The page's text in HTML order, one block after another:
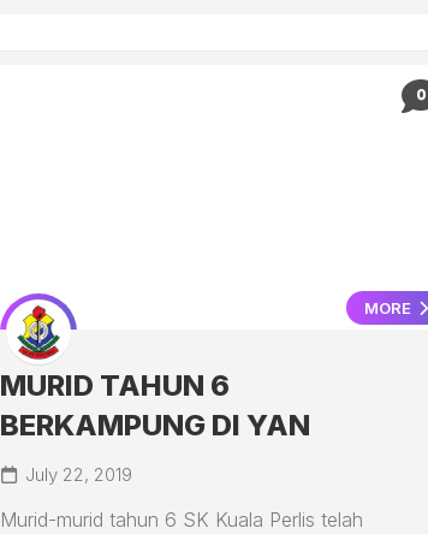
0
MORE
MURID TAHUN 6
BERKAMPUNG DI YAN
July 22, 2019
Murid-murid tahun 6 SK Kuala Perlis telah